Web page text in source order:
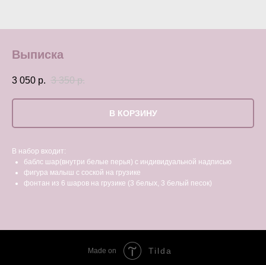
Выписка
3 050 р. 3 350 р.
В КОРЗИНУ
В набор входит:
баблс шар(внутри белые перья) с индивидуальной надписью
фигура малыш с соской на грузике
фонтан из 6 шаров на грузике (3 белых, 3 белый песок)
Made on Tilda